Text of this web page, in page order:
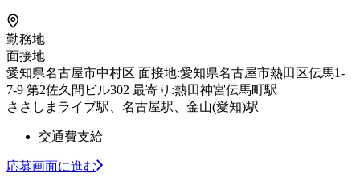
勤務地
面接地
愛知県名古屋市中村区 面接地:愛知県名古屋市熱田区伝馬1-
7-9 第2佐久間ビル302 最寄り:熱田神宮伝馬町駅
ささしまライブ駅、名古屋駅、金山(愛知)駅
交通費支給
応募画面に進む